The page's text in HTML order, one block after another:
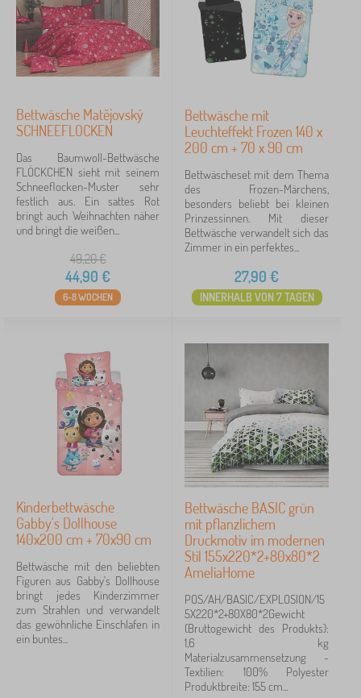
Bettwäsche Matějovský
SCHNEEFLOCKEN
Das Baumwoll-Bettwäsche
FLÖCKCHEN sieht mit seinem
Schneeflocken-Muster sehr
festlich aus. Ein sattes Rot
bringt auch Weihnachten näher
und bringt die weißen...
49,20€
44,90 €
6-8 WOCHEN
Bettwäsche mit
Leuchteffekt Frozen 140 x
200 cm + 70 x 90 cm
Bettwäscheset mit dem Thema
des Frozen-Märchens,
besonders beliebt bei kleinen
Prinzessinnen. Mit dieser
Bettwäsche verwandelt sich das
Zimmer in ein perfektes...
27,90 €
INNERHALB VON 7 TAGEN
Kinderbettwäsche
Gabby's Dollhouse
140x200 cm + 70x90 cm
Bettwäsche mit den beliebten
Figuren aus Gabby's Dollhouse
bringt jedes Kinderzimmer
zum Strahlen und verwandelt
das gewöhnliche Einschlafen in
ein buntes...
Bettwäsche BASIC grün
mit pflanzlichem
Druckmotiv im modernen
Stil 155x220*2+80x80*2
AmeliaHome
POS/AH/BASIC/EXPLOSION/15
5X220*2+80X80*2Gewicht
(Bruttogewicht des Produkts):
1,6 kg
Materialzusammensetzung -
Textilien: 100% Polyester
Produktbreite: 155 cm...